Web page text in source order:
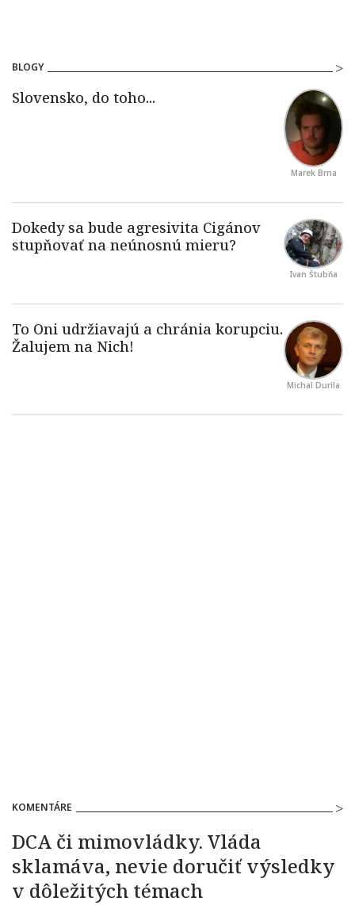
BLOGY
Marek Brna
Ivan Štubňa
Michal Durila
KOMENTÁRE
DCA či mimovládky. Vláda
sklamáva, nevie doručiť výsledky
v dôležitých témach